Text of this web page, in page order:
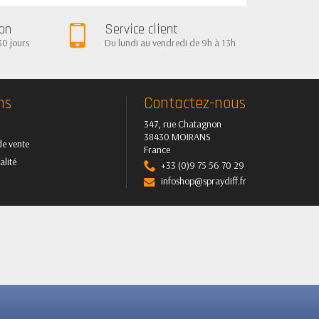
jours
Service client
Du lundi au vendredi de 9h à 13h
vente
Contactez-nous
347, rue Chatagnon
38430 MOIRANS
France
+33 (0)9 75 56 70 29
infoshop@spraydiff.fr